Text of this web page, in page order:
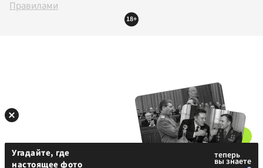
Правилами
18+
Угадайте, где
настоящее фото